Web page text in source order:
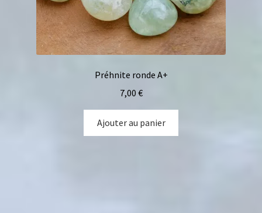
Préhnite ronde A+
7,00 €
Ajouter au panier